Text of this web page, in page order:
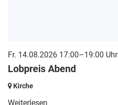
Fr. 14.08.2026 17:00–19:00 Uhr
Lobpreis Abend
Kirche
Weiterlesen